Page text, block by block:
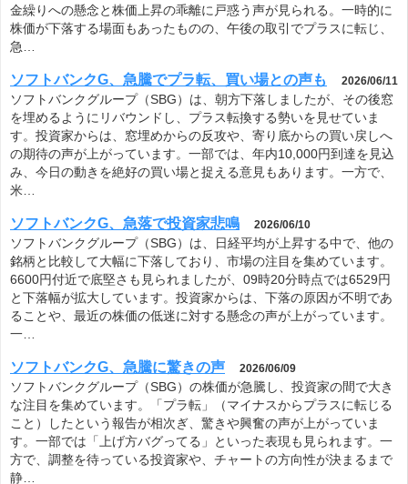
金繰りへの懸念と株価上昇の乖離に戸惑う声が見られる。一時的に
株価が下落する場面もあったものの、午後の取引でプラスに転じ、
急…
ソフトバンクG、急騰でプラ転、買い場との声も 2026/06/11
ソフトバンクグループ（SBG）は、朝方下落しましたが、その後窓
を埋めるようにリバウンドし、プラス転換する勢いを見せていま
す。投資家からは、窓埋めからの反攻や、寄り底からの買い戻しへ
の期待の声が上がっています。一部では、年内10,000円到達を見込
み、今日の動きを絶好の買い場と捉える意見もあります。一方で、
米…
ソフトバンクG、急落で投資家悲鳴 2026/06/10
ソフトバンクグループ（SBG）は、日経平均が上昇する中で、他の
銘柄と比較して大幅に下落しており、市場の注目を集めています。
6600円付近で底堅さも見られましたが、09時20分時点では6529円
と下落幅が拡大しています。投資家からは、下落の原因が不明であ
ることや、最近の株価の低迷に対する懸念の声が上がっています。
一…
ソフトバンクG、急騰に驚きの声 2026/06/09
ソフトバンクグループ（SBG）の株価が急騰し、投資家の間で大き
な注目を集めています。「プラ転」（マイナスからプラスに転じる
こと）したという報告が相次ぎ、驚きや興奮の声が上がっていま
す。一部では「上げ方バグってる」といった表現も見られます。一
方で、調整を待っている投資家や、チャートの方向性が決まるまで
静…